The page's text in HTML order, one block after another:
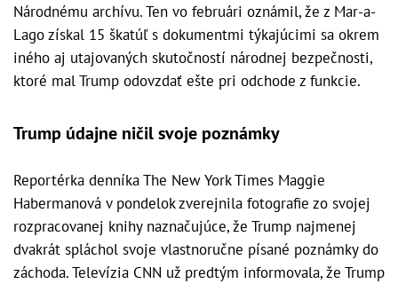
Národnému archívu. Ten vo februári oznámil, že z Mar-a-
Lago získal 15 škatúľ s dokumentmi týkajúcimi sa okrem
iného aj utajovaných skutočností národnej bezpečnosti,
ktoré mal Trump odovzdať ešte pri odchode z funkcie.
Trump údajne ničil svoje poznámky
Reportérka denníka The New York Times Maggie
Habermanová v pondelok zverejnila fotografie zo svojej
rozpracovanej knihy naznačujúce, že Trump najmenej
dvakrát spláchol svoje vlastnoručne písané poznámky do
záchoda. Televízia CNN už predtým informovala, že Trump